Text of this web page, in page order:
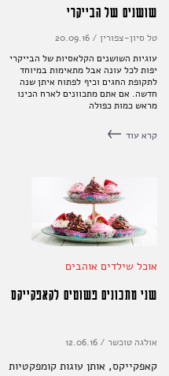
שושנים של הבייקרי
טל סיון-צפורין /
20.09.16
עוגיות השושנים הקלאסיות של הבייקרי
יפות לכל עונה אבל מתאימות במיוחד
לתקופת החגים וכיף לפתוח איתן שנה
חדשה. אם אתם מתכוונים לארח הכינו
מראש כמות כפולה
קרא עוד
אוכל שילדים אוהבים
שני מתכונים פשוטים לקאפקייקס
אולגה טוכשר /
12.06.16
קאפקייקס, אותן עוגות קומפקטיות